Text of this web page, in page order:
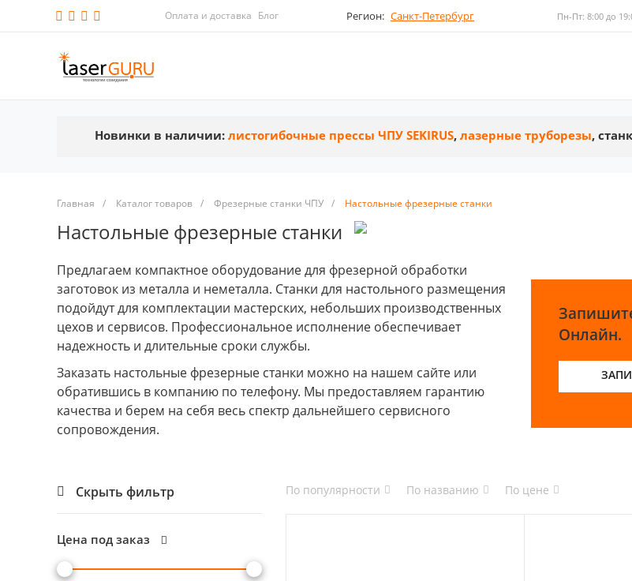
Оплата и доставка Блог Регион: Санкт-Петербург Пн-Пт: 8:00 до
Новинки в наличии: листогибочные прессы ЧПУ SEKIRUS, лазерные труборезы,
Главная / Каталог товаров / Фрезерные станки ЧПУ / Настольные фрезерные станки
Настольные фрезерные станки
Предлагаем компактное оборудование для фрезерной обработки
заготовок из металла и неметалла. Станки для настольного размещения
подойдут для комплектации мастерских, небольших производственных
цехов и сервисов. Профессиональное исполнение обеспечивает
надежность и длительные сроки службы.
Заказать настольные фрезерные станки можно на нашем сайте или
обратившись в компанию по телефону. Мы предоставляем гарантию
качества и берем на себя весь спектр дальнейшего сервисного
сопровождения.
Онлайн.
Скрыть фильтр
Цена под заказ
По популярности По названию По цене